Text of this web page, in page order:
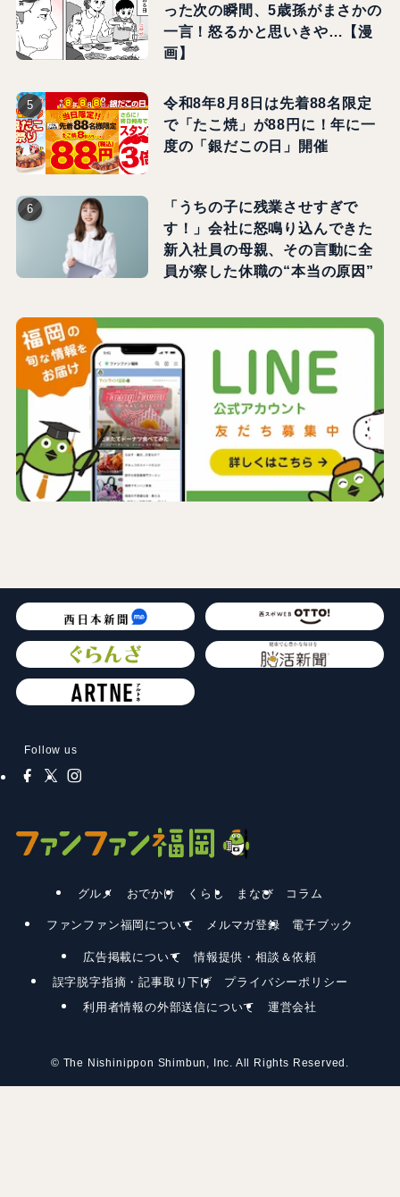
った次の瞬間、5歳孫がまさかの
一言！怒るかと思いきや…【漫
画】
令和8年8月8日は先着88名限定
で「たこ焼」が88円に！年に一
度の「銀だこの日」開催
「うちの子に残業させすぎで
す！」会社に怒鳴り込んできた
新入社員の母親、その言動に全
員が察した休職の“本当の原因”
Follow us
グルメ おでかけ くらし まなび コラム
ファンファン福岡について メルマガ登録 電子ブック
広告掲載について
情報提供・相談＆依頼
誤字脱字指摘・記事取り下げ
プライバシーポリシー
利用者情報の外部送信について
運営会社
© The Nishinippon Shimbun, Inc. All Rights Reserved.